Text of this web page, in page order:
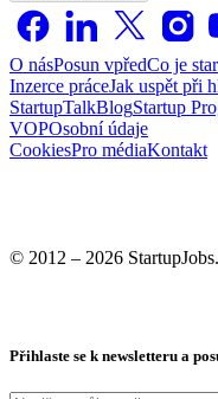
O násPosun vpředCo je
Inzerce práceJak uspět při
StartupTalkBlogStartup
VOPOsobní údaje
CookiesPro médiaKontakt
© 2012 – 2026
Přihlaste se k newsletteru a